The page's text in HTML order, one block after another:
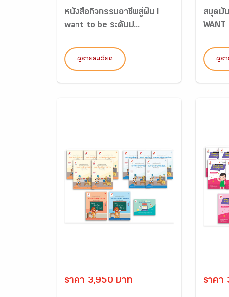
หนังสือกิจกรรมอาชีพสู่ฝัน I
want to be ระดับป...
ดูรายละเอียด
สมุดบั
WANT
ดูรา
ราคา 3,950 บาท ราคา